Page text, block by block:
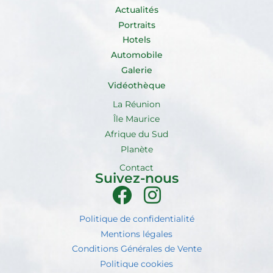
Actualités
Portraits
Hotels
Automobile
Galerie
Vidéothèque
La Réunion
Île Maurice
Afrique du Sud
Planète
Contact
Suivez-nous
Politique de confidentialité
Mentions légales
Conditions Générales de Vente
Politique cookies